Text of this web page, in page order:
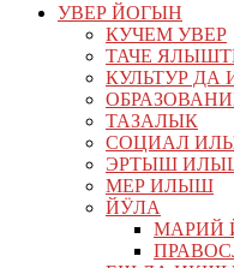
УВЕР ЙОГЫН
КУЧЕМ УВЕР
ТАЧЕ
КУЛЬТУР ДА
ТАЗАЛЫК
СОЦИАЛ
ЭРТЫШ
МЕР ИЛЫШ
ЙӰЛА
МАРИЙ